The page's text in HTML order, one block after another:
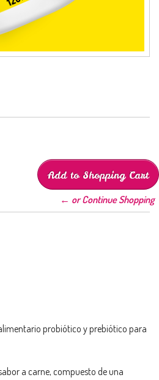
← or Continue Shopping
probiótico y prebiótico para
a carne, compuesto de una